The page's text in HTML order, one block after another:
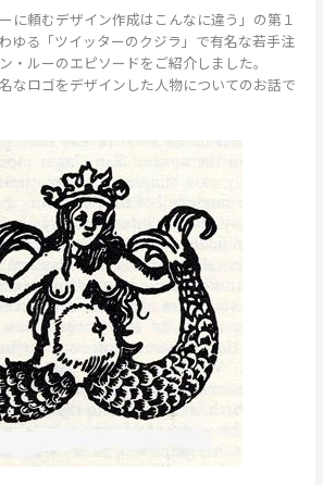
に頼むデザイン作成はこんなに違う」の第１
ゆる「ツイッターのクジラ」で有名な若手注
・ルーのエピソードをご紹介しました。
なロゴをデザインした人物についてのお話で